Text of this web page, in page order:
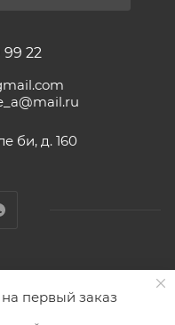
99 22
би, д. 160
Алматы и Казахстану
первый заказ